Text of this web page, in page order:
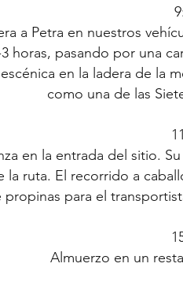
a Petra en nuestros
horas, pasando por una
en la ladera de la
como una de las
en la entrada del sitio.
la ruta. El recorrido a
propinas para el
Almuerzo en un